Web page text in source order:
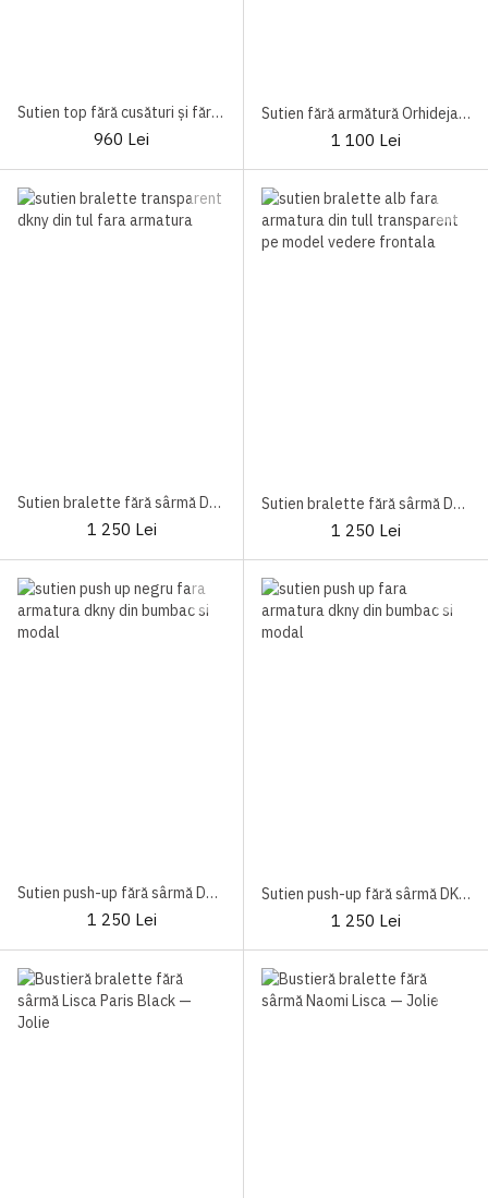
Sutien top fără cusături și fără sârmă Orhideja 952-000
960 Lei
Sutien fără armătură Orhideja 548-525
1 100 Lei
Sutien bralette fără sârmă DK4084 Black
1 250 Lei
Sutien bralette fără sârmă DKNY DK4084
1 250 Lei
Sutien push-up fără sârmă DKNY DK4511 Black
1 250 Lei
Sutien push-up fără sârmă DKNY DK4511
1 250 Lei